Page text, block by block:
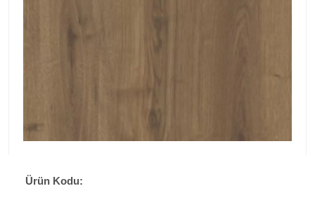
Ürün Kodu: